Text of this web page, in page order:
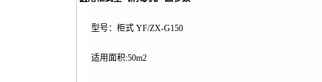
型号：柜式 YF/ZX-G150
适用面积:50m2